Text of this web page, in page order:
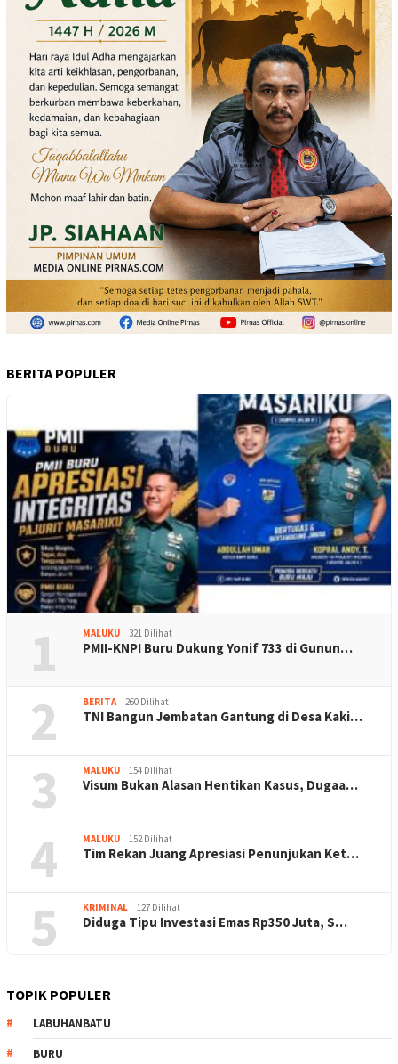
BERITA POPULER
1 MALUKU 321 Dilihat
PMII-KNPI Buru Dukung Yonif 733 di Gunun…
2 BERITA 260 Dilihat
TNI Bangun Jembatan Gantung di Desa Kaki…
3 MALUKU 154 Dilihat
Visum Bukan Alasan Hentikan Kasus, Dugaa…
4 MALUKU 152 Dilihat
Tim Rekan Juang Apresiasi Penunjukan Ket…
5 KRIMINAL 127 Dilihat
Diduga Tipu Investasi Emas Rp350 Juta, S…
TOPIK POPULER
LABUHANBATU
BURU